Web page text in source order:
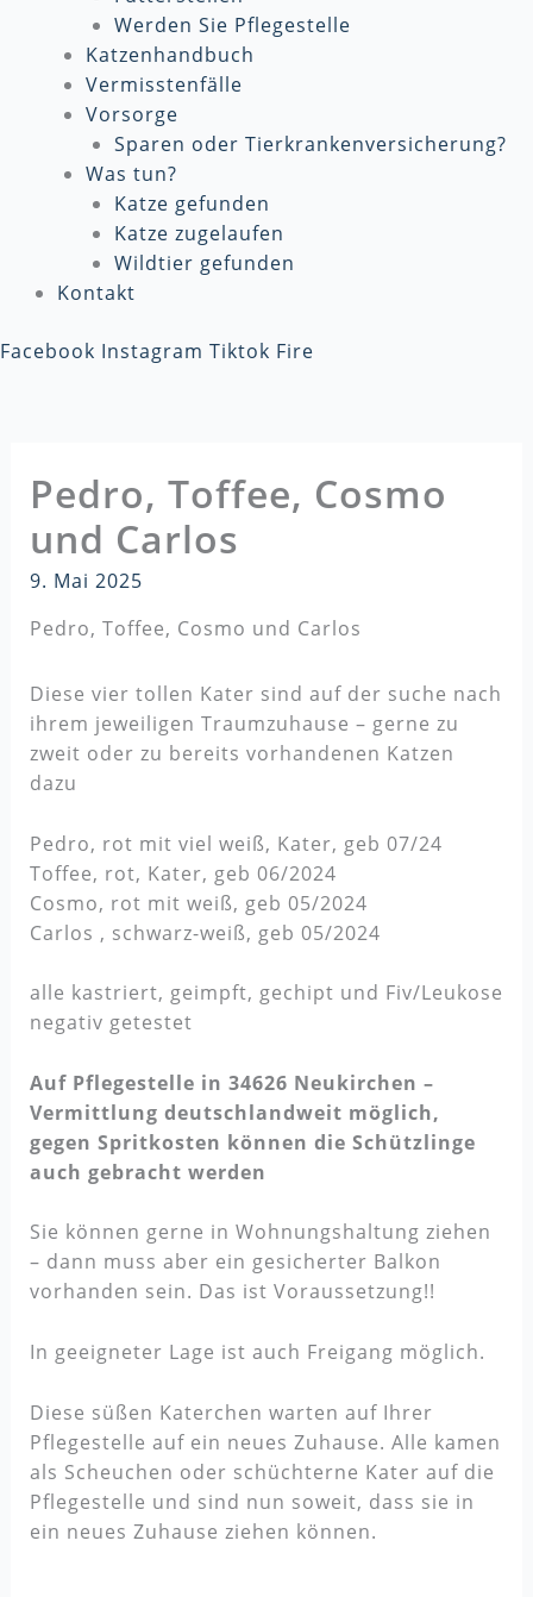
Werden Sie Pflegestelle
Katzenhandbuch
Vermisstenfälle
Vorsorge
Sparen oder Tierkrankenversicherung?
Was tun?
Katze gefunden
Katze zugelaufen
Wildtier gefunden
Kontakt
Facebook Instagram Tiktok Fire
Pedro, Toffee, Cosmo
und Carlos
9. Mai 2025
Pedro, Toffee, Cosmo und Carlos
Diese vier tollen Kater sind auf der suche nach
ihrem jeweiligen Traumzuhause – gerne zu
zweit oder zu bereits vorhandenen Katzen
dazu
Pedro, rot mit viel weiß, Kater, geb 07/24
Toffee, rot, Kater, geb 06/2024
Cosmo, rot mit weiß, geb 05/2024
Carlos , schwarz-weiß, geb 05/2024
alle kastriert, geimpft, gechipt und Fiv/Leukose
negativ getestet
Auf Pflegestelle in 34626 Neukirchen –
Vermittlung deutschlandweit möglich,
gegen Spritkosten können die Schützlinge
auch gebracht werden
Sie können gerne in Wohnungshaltung ziehen
– dann muss aber ein gesicherter Balkon
vorhanden sein. Das ist Voraussetzung!!
In geeigneter Lage ist auch Freigang möglich.
Diese süßen Katerchen warten auf Ihrer
Pflegestelle auf ein neues Zuhause. Alle kamen
als Scheuchen oder schüchterne Kater auf die
Pflegestelle und sind nun soweit, dass sie in
ein neues Zuhause ziehen können.